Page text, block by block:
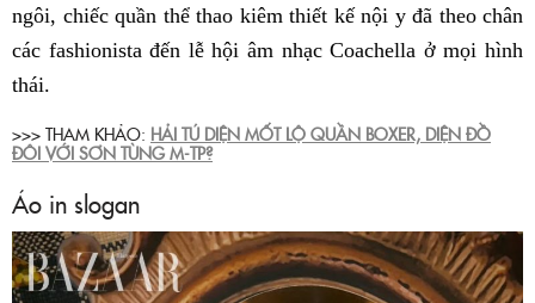
ngôi, chiếc quần thể thao kiêm thiết kế nội y đã theo chân
các fashionista đến lễ hội âm nhạc Coachella ở mọi hình
thái.
>>> THAM KHẢO: HẢI TÚ DIỆN MỐT LỘ QUẦN BOXER, DIỆN ĐỒ
ĐÔI VỚI SƠN TÙNG M-TP?
Áo in slogan